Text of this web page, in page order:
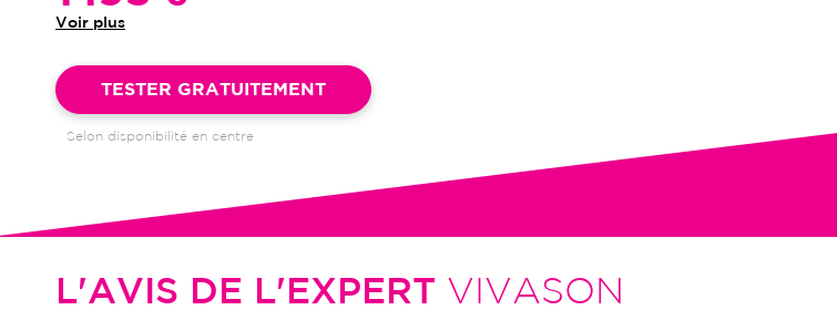
Voir plus
TESTER GRATUITEMENT
Selon disponibilité en centre
L'AVIS DE L'EXPERT VIVASON